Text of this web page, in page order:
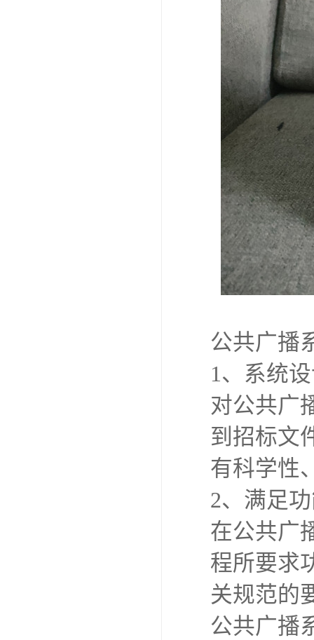
公共广播
1、系统
对公共广
到招标文
有科学性
2、满足
在公共广
程所要求
关规范的
公共广播